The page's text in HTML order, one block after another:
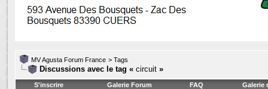
MV Agusta Forum France > Tags
Discussions avec le tag « circuit »
S'inscrire Galerie Forum FAQ Galerie